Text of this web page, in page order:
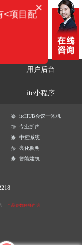
用户后台
itc小程序
itcHUB会议一体机
专业扩声
中控系统
亮化照明
智能建筑
产品参数解释声明
×
<项目配